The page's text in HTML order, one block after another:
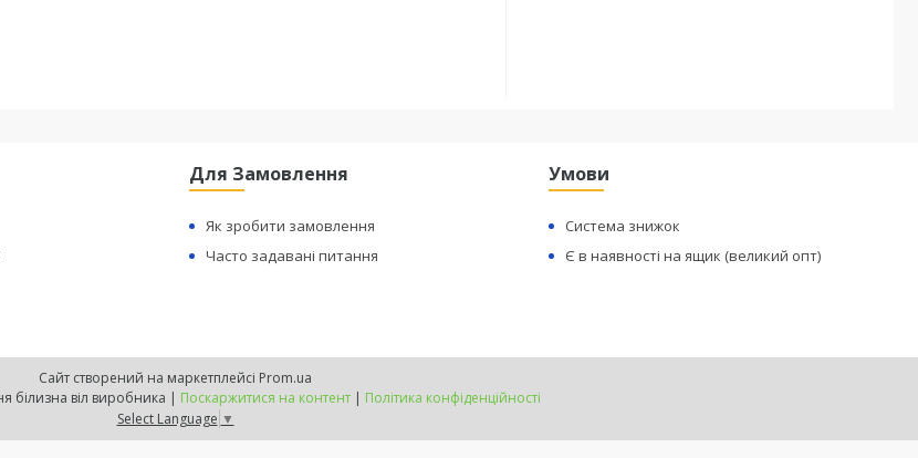
Для Замовлення
Як зробити замовлення
Часто задавані питання
Умови
Система знижок
Є в наявності на ящик (великий опт)
Сайт створений на маркетплейсі Prom.ua
Офіційний сайт INDENA Нижня білизна віл виробника | Поскаржитися на контент | Політика конфіденційності
Select Language ▼